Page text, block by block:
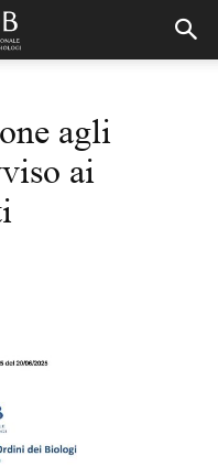
agli
ai